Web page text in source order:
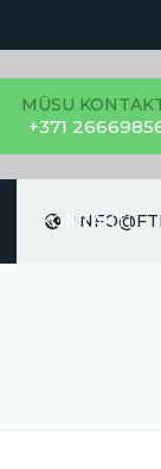
MŪSU
+371
KONTAKTI